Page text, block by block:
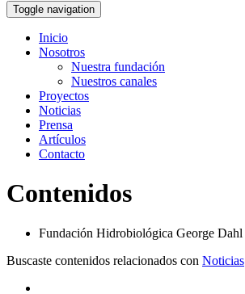
Toggle navigation
Inicio
Nosotros
Nuestra fundación
Nuestros canales
Proyectos
Noticias
Prensa
Artículos
Contacto
Contenidos
Fundación Hidrobiológica George Dahl
Buscaste contenidos relacionados con Noticias